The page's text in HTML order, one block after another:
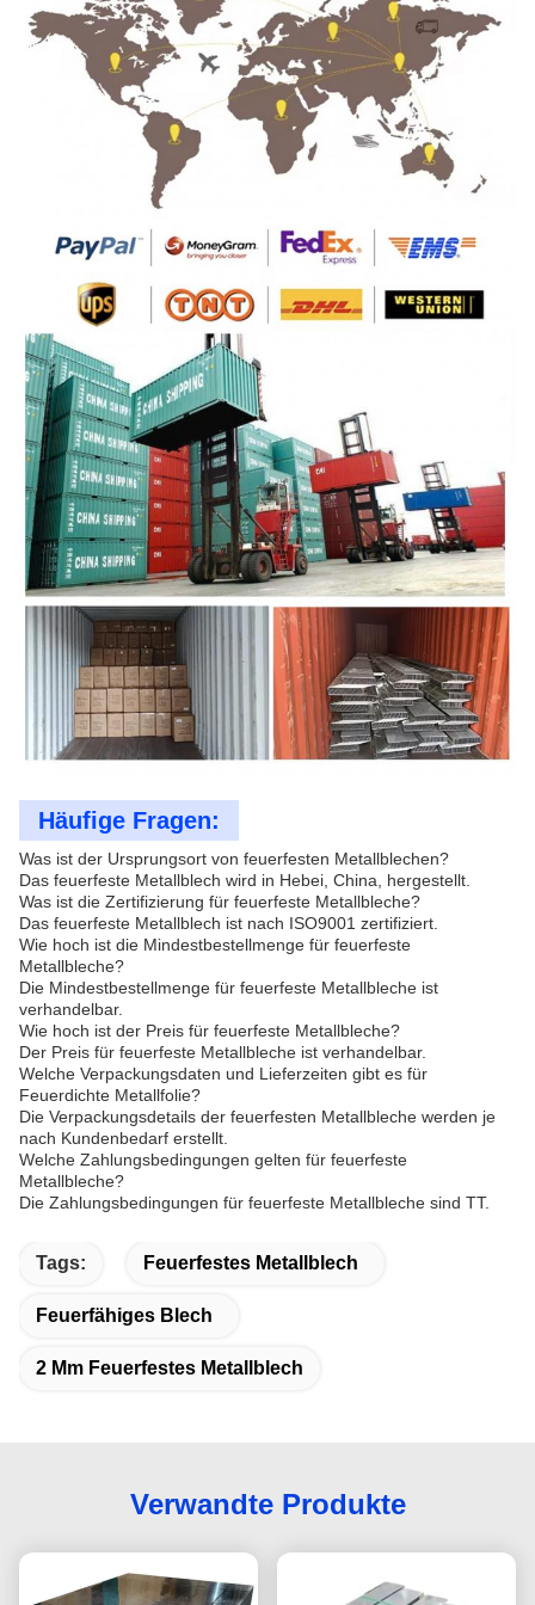
Häufige Fragen:
Was ist der Ursprungsort von feuerfesten Metallblechen?
Das feuerfeste Metallblech wird in Hebei, China, hergestellt.
Was ist die Zertifizierung für feuerfeste Metallbleche?
Das feuerfeste Metallblech ist nach ISO9001 zertifiziert.
Wie hoch ist die Mindestbestellmenge für feuerfeste
Metallbleche?
Die Mindestbestellmenge für feuerfeste Metallbleche ist
verhandelbar.
Wie hoch ist der Preis für feuerfeste Metallbleche?
Der Preis für feuerfeste Metallbleche ist verhandelbar.
Welche Verpackungsdaten und Lieferzeiten gibt es für
Feuerdichte Metallfolie?
Die Verpackungsdetails der feuerfesten Metallbleche werden je
nach Kundenbedarf erstellt.
Welche Zahlungsbedingungen gelten für feuerfeste
Metallbleche?
Die Zahlungsbedingungen für feuerfeste Metallbleche sind TT.
Tags: Feuerfestes Metallblech
Feuerfähiges Blech
2 Mm Feuerfestes Metallblech
Verwandte Produkte